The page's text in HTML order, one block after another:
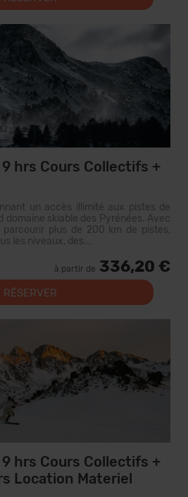
hrs Cours Collectifs +
un accès illimité aux pistes de
domaine skiable des Pyrénées. Avec
plus de 200 km de pistes,
les niveaux, des...
à partir de 336,20 €
RÉSERVER
hrs Cours Collectifs +
Location Materiel